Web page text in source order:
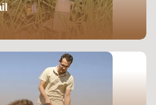
soutenables, garantir la
pour l’environnement… six
programme de travail.